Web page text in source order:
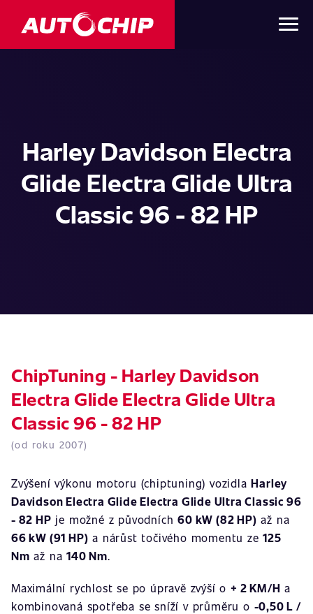
Harley Davidson Electra
Glide Electra Glide Ultra
Classic 96 - 82 HP
ChipTuning - Harley Davidson
Electra Glide Electra Glide Ultra
Classic 96 - 82 HP
(od roku 2007)
Zvýšení výkonu motoru (chiptuning) vozidlaHarley
Davidson Electra Glide Electra Glide Ultra Classic 96
- 82 HP je možné z původních60 kW (82 HP) až na
66 kW (91 HP) a nárůst točivého momentu ze125
Nm až na140 Nm.
Maximální rychlost se po úpravě zvýší o + 2 KM/H a
kombinovaná spotřeba se sníží v průměru o -0,50 L /